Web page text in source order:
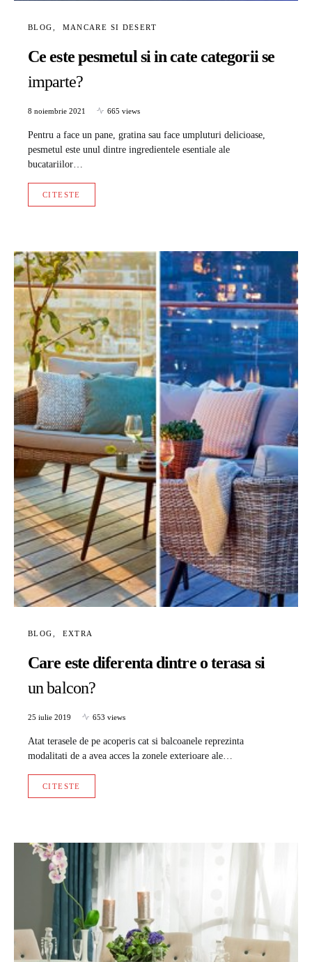
BLOG MANCARE SI DESERT
Ce este pesmetul si in cate categorii se
imparte?
8 noiembrie 2021 665 views
Pentru a face un pane, gratina sau face umpluturi delicioase,
pesmetul este unul dintre ingredientele esentiale ale
bucatariilor…
CITESTE
BLOG EXTRA
Care este diferenta dintre o terasa si
un balcon?
25 iulie 2019 653 views
Atat terasele de pe acoperis cat si balcoanele reprezinta
modalitati de a avea acces la zonele exterioare ale…
CITESTE